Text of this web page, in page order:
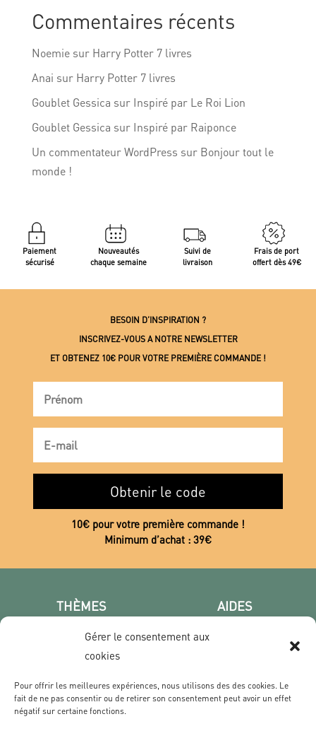
Gérer le consentement aux
cookies
Pour offrir les meilleures expériences, nous utilisons des des cookies. Le
fait de ne pas consentir ou de retirer son consentement peut avoir un effet
négatif sur certaine fonctions.
Commentaires récents
Noemiesur Harry Potter 7 livres
Anai sur Harry Potter 7 livres
Goublet Gessica sur Inspiré par Le Roi Lion
Goublet Gessica sur Inspiré par Raiponce
Un commentateur WordPress sur Bonjour tout le
monde !
Paiement
sécurisé
Nouveautés
chaque semaine
Suivi de
livraison
Frais de port
offert dès 49€
BESOIN D’INSPIRATION ?
INSCRIVEZ-VOUS A NOTRE NEWSLETTER
ET OBTENEZ 10€ POUR VOTRE PREMIÈRE COMMANDE !
Obtenir le code
10€ pour votre première commande !
Minimum d’achat : 39€
THÈMES
Poster photo
Les villes
Film & Série
AIDES